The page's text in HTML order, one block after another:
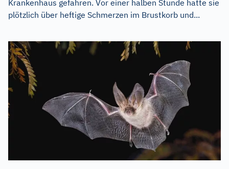
Krankenhaus gefahren. Vor einer halben Stunde hatte sie
plötzlich über heftige Schmerzen im Brustkorb und...